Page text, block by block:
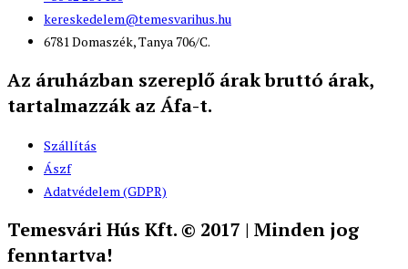
kereskedelem@temesvarihus.hu
6781 Domaszék, Tanya 706/C.
Az áruházban szereplő árak bruttó árak,
tartalmazzák az Áfa-t.
Szállítás
Ászf
Adatvédelem (GDPR)
Temesvári Hús Kft. © 2017 | Minden jog
fenntartva!